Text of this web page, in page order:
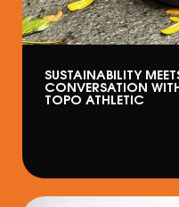
SUSTAINABILITY
CONVERSATION
TOPO ATHLETIC